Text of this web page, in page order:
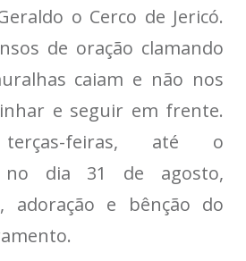
o Cerco de Jericó.
de oração clamando
caiam e não nos
e seguir em frente.
feiras, até o
no dia 31 de agosto,
adoração e bênção do